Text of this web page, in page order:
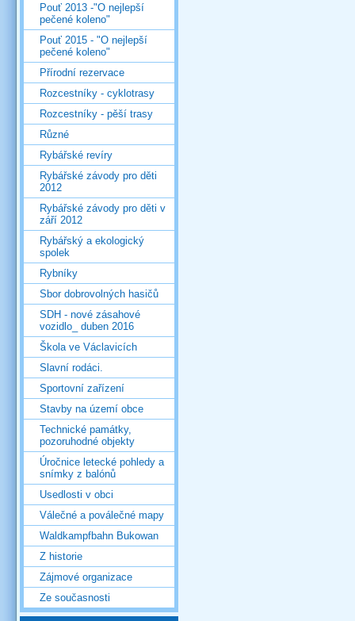
Pouť 2013 -"O nejlepší
pečené koleno"
Pouť 2015 - "O nejlepší
pečené koleno"
Přírodní rezervace
Rozcestníky - cyklotrasy
Rozcestníky - pěší trasy
Různé
Rybářské revíry
Rybářské závody pro děti
2012
Rybářské závody pro děti v
září 2012
Rybářský a ekologický
spolek
Rybníky
Sbor dobrovolných hasičů
SDH - nové zásahové
vozidlo_ duben 2016
Škola ve Václavicích
Slavní rodáci.
Sportovní zařízení
Stavby na území obce
Technické památky,
pozoruhodné objekty
Úročnice letecké pohledy a
snímky z balónů
Usedlosti v obci
Válečné a poválečné mapy
Waldkampfbahn Bukowan
Z historie
Zájmové organizace
Ze současnosti